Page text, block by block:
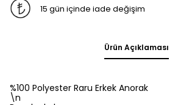
15 gün içinde iade değişim
Ürün Açıklaması
%100 Polyester Raru Erkek Anorak
\n